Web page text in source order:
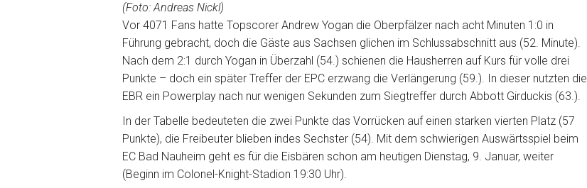
(Foto: Andreas Nickl)
Vor 4071 Fans hatte Topscorer Andrew Yogan die Oberpfälzer nach acht Minuten 1:0 in
Führung gebracht, doch die Gäste aus Sachsen glichen im Schlussabschnitt aus (52. Minute).
Nach dem 2:1 durch Yogan in Überzahl (54.) schienen die Hausherren auf Kurs für volle drei
Punkte – doch ein später Treffer der EPC erzwang die Verlängerung (59.). In dieser nutzten die
EBR ein Powerplay nach nur wenigen Sekunden zum Siegtreffer durch Abbott Girduckis (63.).
In der Tabelle bedeuteten die zwei Punkte das Vorrücken auf einen starken vierten Platz (57
Punkte), die Freibeuter blieben indes Sechster (54). Mit dem schwierigen Auswärtsspiel beim
EC Bad Nauheim geht es für die Eisbären schon am heutigen Dienstag, 9. Januar, weiter
(Beginn im Colonel-Knight-Stadion 19:30 Uhr).